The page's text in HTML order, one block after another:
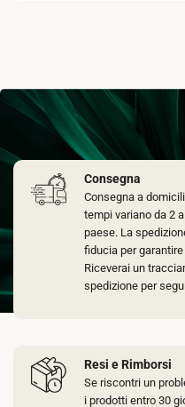
Consegna
Consegna a
tempi variano da 2
paese. La
fiducia per
Riceverai un
spedizione per
Resi e Rimborsi
Se riscontri un
i prodotti entro 30